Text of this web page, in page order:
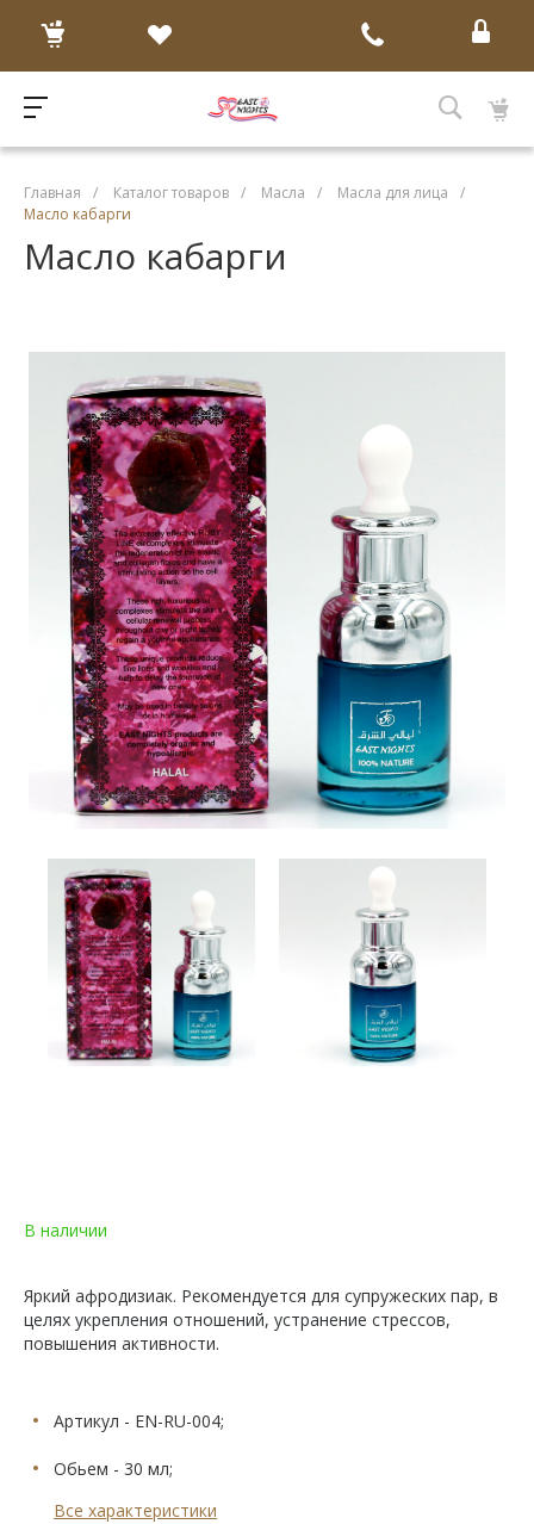
Главная / Каталог товаров / Масла / Масла для лица
/
Масло кабарги
Масло кабарги
В наличии
Яркий афродизиак. Рекомендуется для супружеских пар, в
целях укрепления отношений, устранение стрессов,
повышения активности.
Артикул - EN-RU-004;
Обьем - 30 мл;
Все характеристики